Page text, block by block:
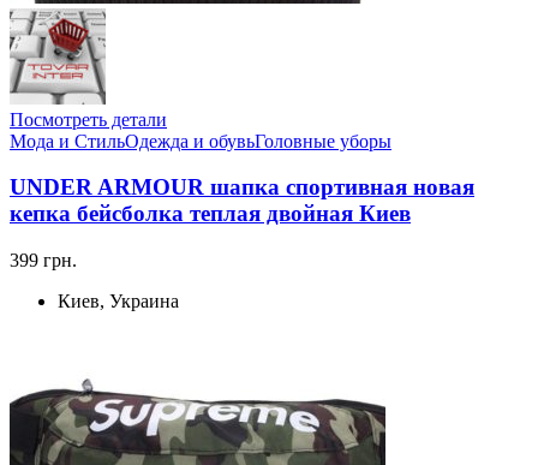
Посмотреть детали
Мода и СтильОдежда и обувьГоловные уборы
UNDER ARMOUR шапка спортивная новая
кепка бейсболка теплая двойная Киев
399 грн.
Киев, Украина